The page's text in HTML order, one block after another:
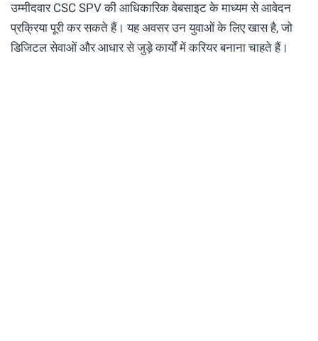
उम्मीदवार CSC SPV की आधिकारिक वेबसाइट के माध्यम से आवेदन
प्रक्रिया पूरी कर सकते हैं। यह अवसर उन युवाओं के लिए खास है, जो
डिजिटल सेवाओं और आधार से जुड़े कार्यों में करियर बनाना चाहते हैं।